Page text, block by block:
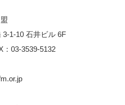
3-1-10 石井ビル 6F
03-3539-5132